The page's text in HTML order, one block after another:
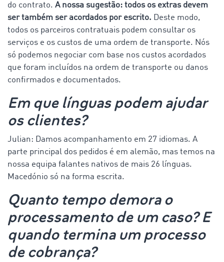
do contrato. A nossa sugestão: todos os extras devem
ser também ser acordados por escrito. Deste modo,
todos os parceiros contratuais podem consultar os
serviços e os custos de uma ordem de transporte. Nós
só podemos negociar com base nos custos acordados
que foram incluídos na ordem de transporte ou danos
confirmados e documentados.
Em que línguas podem ajudar
os clientes?
Julian: Damos acompanhamento em 27 idiomas. A
parte principal dos pedidos é em alemão, mas temos na
nossa equipa falantes nativos de mais 26 línguas.
Macedónio só na forma escrita.
Quanto tempo demora o
processamento de um caso? E
quando termina um processo
de cobrança?